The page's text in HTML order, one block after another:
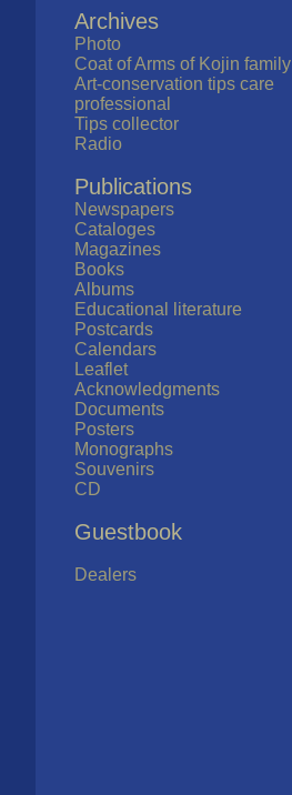
Archives
Photo
Coat of Arms of Kojin family
Art-conservation tips care
professional
Tips collector
Radio
Publications
Newspapers
Cataloges
Magazines
Books
Albums
Educational literature
Postcards
Calendars
Leaflet
Acknowledgments
Documents
Posters
Monographs
Souvenirs
CD
Guestbook
Dealers